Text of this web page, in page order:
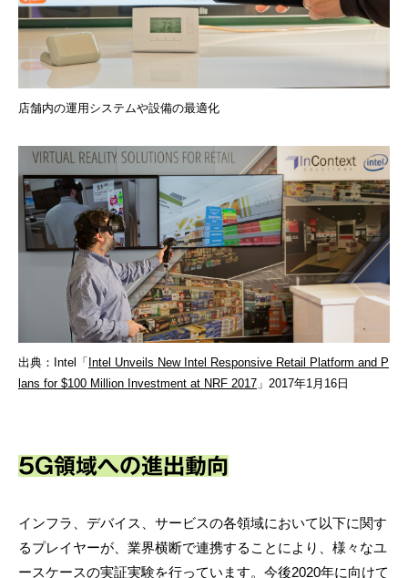
店舗内の運用システムや設備の最適化
出典：Intel「 Intel Unveils New Intel Responsive Retail Platform and P
lans for $100 Million Investment at NRF 2017 」2017年1月16日
5G領域への進出動向
インフラ、デバイス、サービスの各領域において以下に関す
るプレイヤーが、業界横断で連携することにより、様々なユ
ースケースの実証実験を行っています。今後2020年に向けて